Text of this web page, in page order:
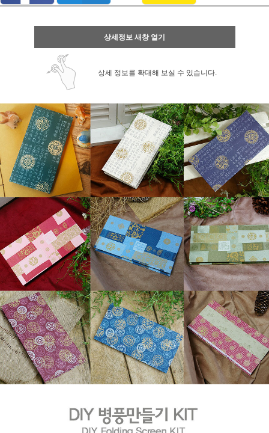
상세정보 새창 열기
상세 정보를 확대해 보실 수 있습니다.